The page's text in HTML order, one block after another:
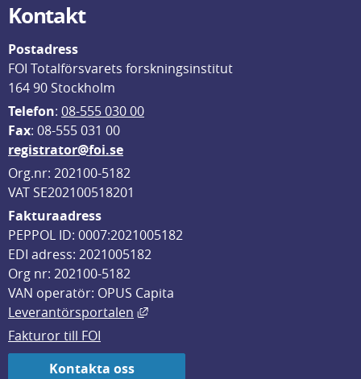
Kontakt
Postadress
FOI Totalförsvarets forskningsinstitut
164 90 Stockholm
Telefon: 08-555 030 00
Fax: 08-555 031 00
registrator@foi.se
Org.nr: 202100-5182
VAT SE202100518201
Fakturaadress
PEPPOL ID: 0007:2021005182
EDI adress: 2021005182
Org nr: 202100-5182
VAN operatör: OPUS Capita
Leverantörsportalen
Länk till annan webbplats, öppnas
Fakturor till FOI
Kontakta oss